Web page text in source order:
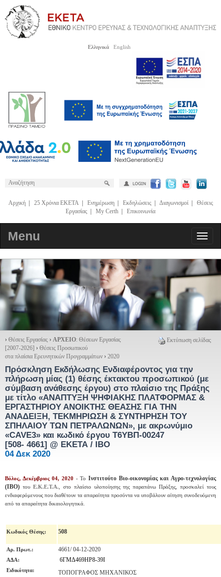
Ελληνικά English
Αρχική| 25 Χρόνια ΕΚΕΤΑ| Ενημέρωση| Εκδηλώσεις| Διαγωνισμοί| Θέσεις
Εργασίας
My Certh Επικοινωνία
Menu
Εκτύπωση σελίδας
› Θέσεις Εργασίας › ΑΡΧΕΙΟ: Θέσεων Εργασίας
[2007-2026] › Θέσεις Προσωπικού
στα πλαίσια Ερευνητικών Προγραμμάτων › 2020
Πρόσκληση Εκδήλωσης Ενδιαφέροντος για την
πλήρωση μίας (1) θέσης έκτακτου προσωπικού (με
σύμβαση ανάθεσης έργου) στο πλαίσιο της Πράξης
με τίτλο «ΑΝΑΠΤΥΞΗ ΨΗΦΙΑΚΗΣ ΠΛΑΤΦΟΡΜΑΣ &
ΕΡΓΑΣΤΗΡΙΟΥ ΑΝΟΙΚΤΗΣ ΘΕΑΣΗΣ ΓΙΑ ΤΗΝ
ΑΝΑΔΕΙΞΗ, ΤΕΚΜΗΡΙΩΣΗ & ΣΥΝΤΗΡΗΣΗ ΤΟΥ
ΣΠΗΛΑΙΟΥ ΤΩΝ ΠΕΤΡΑΛΩΝΩΝ», με ακρωνύμιο
«CAVE3» και κωδικό έργου Τ6ΥΒΠ-00247
[508- 4661] @ ΕΚΕΤΑ / ΙΒΟ
04 Δεκ 2020
Βόλος, Δεκέμβριος 04, 2020 - Το Ινστιτούτο Βιο-οικονομίας και Αγρο-τεχνολογίας
(ΙΒΟ) του Ε.Κ.Ε.Τ.Α. , στο πλαίσιο υλοποίησης της παραπάνω Πράξης,προσκαλεί τους
ενδιαφερόμενους που διαθέτουν τα απαραίτητα προσόντα να υποβάλουν αίτηση συνοδευόμενη
από τα απαραίτητα δικαιολογητικά.
Κωδικός Θέσης: 508
Αρ. Πρωτ.: 4661/ 04-12-2020
ΑΔΑ: 6ΓΜΔ469ΗΡ8-39Ι
Ειδικότητα: ΤΟΠΟΓΡΑΦΟΣ ΜΗΧΑΝΙΚΟΣ